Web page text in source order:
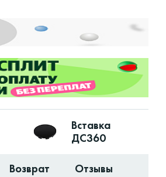
Вставка
ДС360
Возврат Отзывы